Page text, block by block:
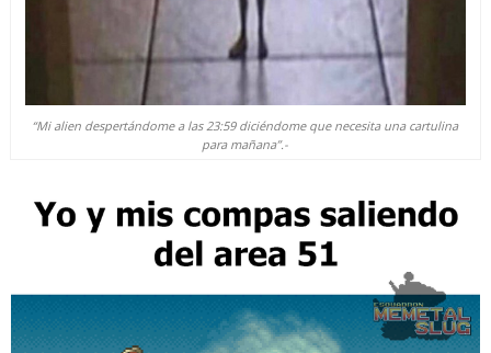
“Mi alien despertándome a las 23:59 diciéndome que necesita una cartulina
para mañana”.-